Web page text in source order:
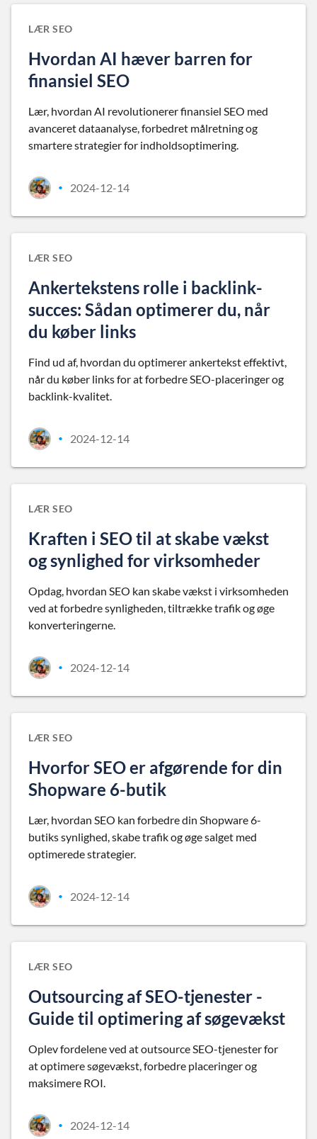
LÆR SEO
Hvordan AI hæver barren for
finansiel SEO
Lær, hvordan AI revolutionerer finansiel SEO med
avanceret dataanalyse, forbedret målretning og
smartere strategier for indholdsoptimering.
• 2024-12-14
LÆR SEO
Ankertekstens rolle i backlink-
succes: Sådan optimerer du, når
du køber links
Find ud af, hvordan du optimerer ankertekst effektivt,
når du køber links for at forbedre SEO-placeringer og
backlink-kvalitet.
• 2024-12-14
LÆR SEO
Kraften i SEO til at skabe vækst
og synlighed for virksomheder
Opdag, hvordan SEO kan skabe vækst i virksomheden
ved at forbedre synligheden, tiltrække trafik og øge
konverteringerne.
• 2024-12-14
LÆR SEO
Hvorfor SEO er afgørende for din
Shopware 6-butik
Lær, hvordan SEO kan forbedre din Shopware 6-
butiks synlighed, skabe trafik og øge salget med
optimerede strategier.
• 2024-12-14
LÆR SEO
Outsourcing af SEO-tjenester -
Guide til optimering af søgevækst
Oplev fordelene ved at outsource SEO-tjenester for
at optimere søgevækst, forbedre placeringer og
maksimere ROI.
• 2024-12-14